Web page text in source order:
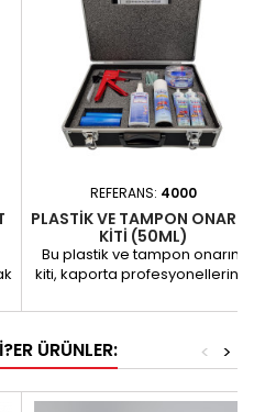
REFERANS: 4000
PLASTIK VE TAMPON ONARIM
KITI (50ML)
Bu plastik ve tampon onarım
kiti, kaporta profesyonellerinin
ihtiyaçlarını karşılamak üzere
ömürlü onarımlar yapmak için
ihtiyacınız olan her şeyi
içerirken, düzgün, profesyonel
ÜRÜNLER: >
<